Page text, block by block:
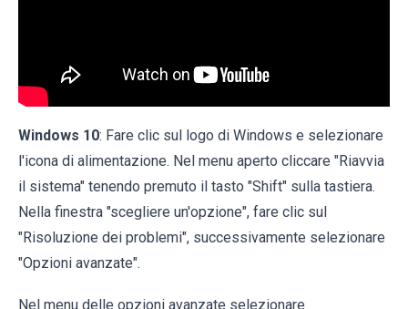
Windows 10: Fare clic sul logo di Windows e selezionare
l'icona di alimentazione. Nel menu aperto cliccare "Riavvia
il sistema" tenendo premuto il tasto "Shift" sulla tastiera.
Nella finestra "scegliere un'opzione", fare clic sul
"Risoluzione dei problemi", successivamente selezionare
"Opzioni avanzate".
Nel menu delle opzioni avanzate selezionare